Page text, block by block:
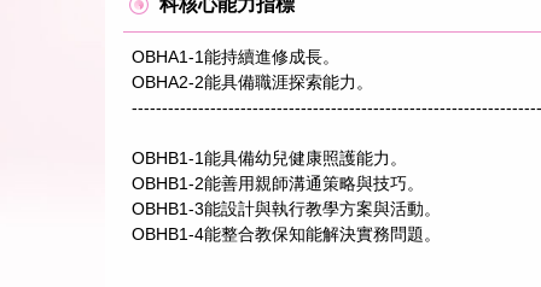
科核心能力指標
OBHA1-1能持續進修成長。
OBHA2-2能具備職涯探索能力。
--------------------------------------------------------------------
OBHB1-1能具備幼兒健康照護能力。
OBHB1-2能善用親師溝通策略與技巧。
OBHB1-3能設計與執行教學方案與活動。
OBHB1-4能整合教保知能解決實務問題。